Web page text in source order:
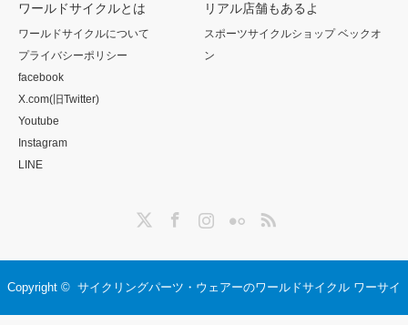
ワールドサイクルとは
ワールドサイクルについて
プライバシーポリシー
facebook
X.com(旧Twitter)
Youtube
Instagram
LINE
リアル店舗もあるよ
スポーツサイクルショップ ベックオ
ン
InstagramFlickr RSS
Copyright © サイクリングパーツ・ウェアーのワールドサイクル ワーサイ